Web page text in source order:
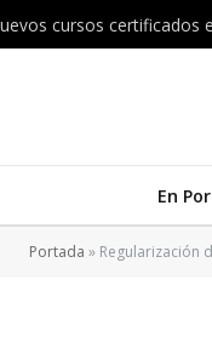
En
Portada » Regularización